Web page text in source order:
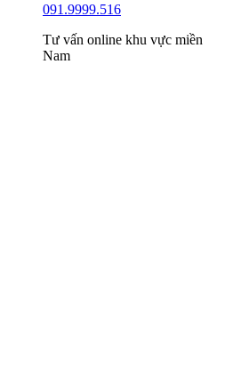
091.9999.516
Tư vấn online khu vực miền
Nam